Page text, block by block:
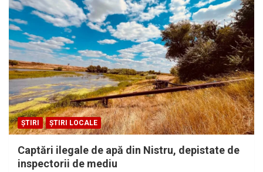
ȘTIRI ȘTIRI LOCALE
Captări ilegale de apă din Nistru, depistate de
inspectorii de mediu